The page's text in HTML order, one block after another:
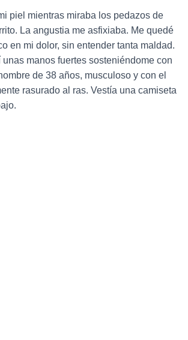
piel mientras miraba los pedazos de
La angustia me asfixiaba. Me quedé
en mi dolor, sin entender tanta maldad.
unas manos fuertes sosteniéndome con
de 38 años, musculoso y con el
rasurado al ras. Vestía una camiseta